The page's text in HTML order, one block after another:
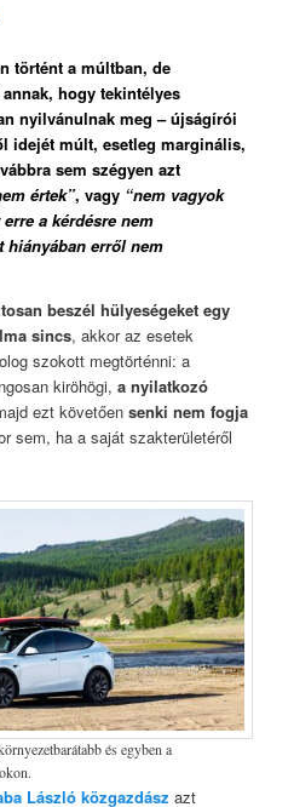
történt a múltban, de
hogy tekintélyes
nyilvánulnak meg – újságírói
idejét múlt, esetleg marginális,
sem szégyen azt
értek”, vagy “nem vagyok
a kérdésre nem
hiányában erről nem
beszél hülyeségeket egy
sincs, akkor az esetek
szokott megtörténni: a
kiröhögi,a nyilatkozó
ezt követőensenki nem fogja
sem, ha a saját szakterületéről
és egyben a
László közgazdász azt